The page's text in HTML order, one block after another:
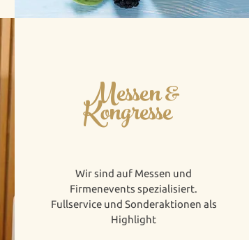
Messen &
Kongresse
Wir sind auf Messen und
Firmenevents spezialisiert.
Fullservice und Sonderaktionen als
Highlight